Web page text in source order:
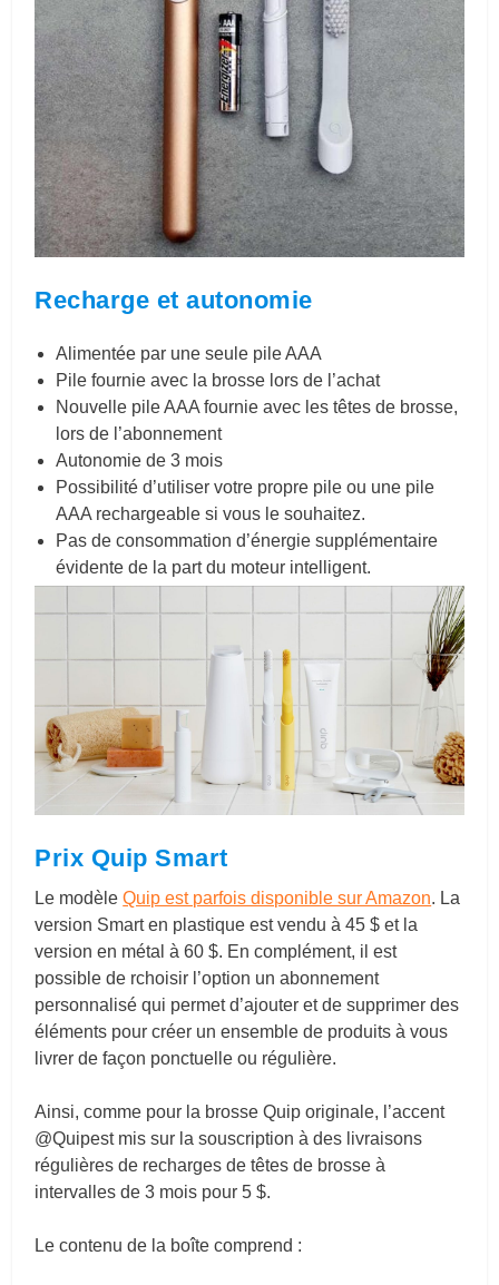
Recharge et autonomie
Alimentée par une seule pile AAA
Pile fournie avec la brosse lors de l’achat
Nouvelle pile AAA fournie avec les têtes de brosse,
lors de l’abonnement
Autonomie de 3 mois
Possibilité d’utiliser votre propre pile ou une pile
AAA rechargeable si vous le souhaitez.
Pas de consommation d’énergie supplémentaire
évidente de la part du moteur intelligent.
Prix Quip Smart
Le modèleQuip est parfois disponible sur Amazon. La
version Smart en plastique est vendu à 45 $ et la
version en métal à 60 $. En complément, il est
possible de rchoisir l’option un abonnement
personnalisé qui permet d’ajouter et de supprimer des
éléments pour créer un ensemble de produits à vous
livrer de façon ponctuelle ou régulière.
Ainsi, comme pour la brosse Quip originale, l’accent
@Quipest mis sur la souscription à des livraisons
régulières de recharges de têtes de brosse à
intervalles de 3 mois pour 5 $.
Le contenu de la boîte comprend :